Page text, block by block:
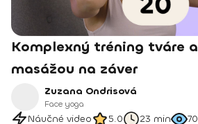
Komplexný tréning tváre
masážou na záver
Zuzana Ondrisová
Face yoga
Náučné video 5.0 23 min